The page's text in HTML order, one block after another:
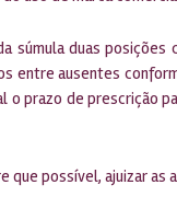
súmula duas
entre ausentes
o prazo de prescrição
que possível, ajuizar